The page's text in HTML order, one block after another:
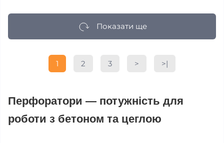
Показати ще
1 2 3 > >|
Перфоратори — потужність для
роботи з бетоном та цеглою